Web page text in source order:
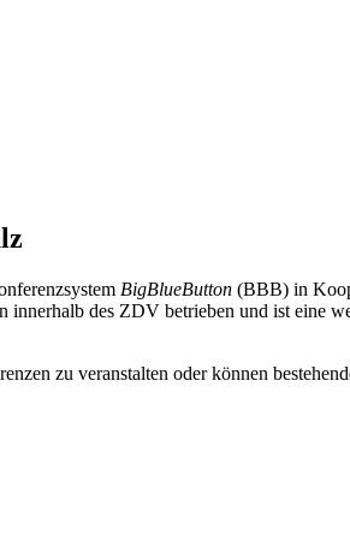
BigBlueButton (BBB) in
innerhalb des ZDV betrieben und ist eine
zu veranstalten oder können